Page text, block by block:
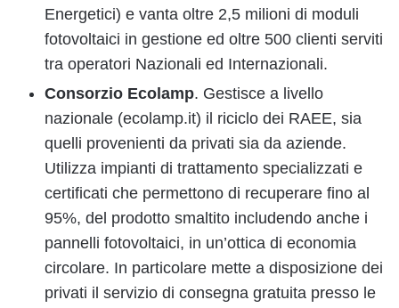
Energetici) e vanta oltre 2,5 milioni di moduli
fotovoltaici in gestione ed oltre 500 clienti serviti
tra operatori Nazionali ed Internazionali.
Consorzio Ecolamp. Gestisce a livello
nazionale (ecolamp.it) il riciclo dei RAEE, sia
quelli provenienti da privati sia da aziende.
Utilizza impianti di trattamento specializzati e
certificati che permettono di recuperare fino al
95%, del prodotto smaltito includendo anche i
pannelli fotovoltaici, in un’ottica di economia
circolare. In particolare mette a disposizione dei
privati il servizio di consegna gratuita presso le